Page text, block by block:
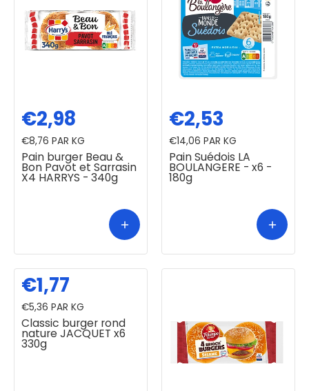
Pain burger Beau &
Bon Pavot et Sarrasin
X4 HARRYS - 340g
€2,98
€8,76 PAR KG
Pain Suédois LA
BOULANGERE - x6 -
180g
€2,53
€14,06 PAR KG
Classic burger rond
nature JACQUET x6
330g
€1,77
€5,36 PAR KG